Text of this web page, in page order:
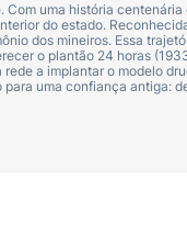
uma história
do estado.
dos mineiros. Essa
o plantão 24 horas
a implantar o modelo
uma confiança antiga: